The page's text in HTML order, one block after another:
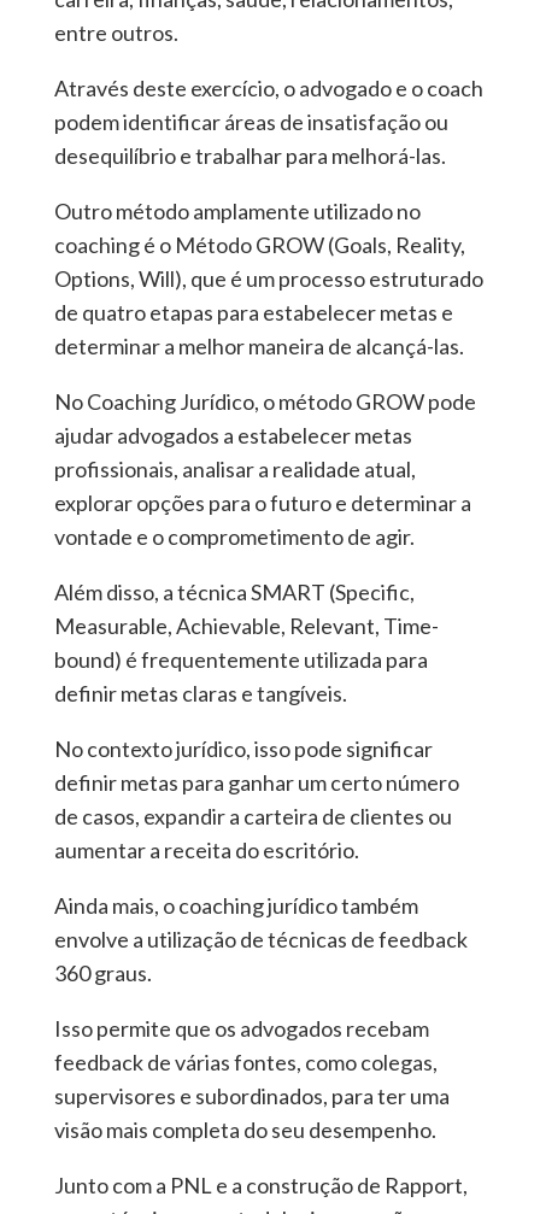
entre outros.
Através deste exercício, o advogado e o coach
podem identificar áreas de insatisfação ou
desequilíbrio e trabalhar para melhorá-las.
Outro método amplamente utilizado no
coaching é o Método GROW (Goals, Reality,
Options, Will), que é um processo estruturado
de quatro etapas para estabelecer metas e
determinar a melhor maneira de alcançá-las.
No Coaching Jurídico, o método GROW pode
ajudar advogados a estabelecer metas
profissionais, analisar a realidade atual,
explorar opções para o futuro e determinar a
vontade e o comprometimento de agir.
Além disso, a técnica SMART (Specific,
Measurable, Achievable, Relevant, Time-
bound) é frequentemente utilizada para
definir metas claras e tangíveis.
No contexto jurídico, isso pode significar
definir metas para ganhar um certo número
de casos, expandir a carteira de clientes ou
aumentar a receita do escritório.
Ainda mais, o coaching jurídico também
envolve a utilização de técnicas de feedback
360 graus.
Isso permite que os advogados recebam
feedback de várias fontes, como colegas,
supervisores e subordinados, para ter uma
visão mais completa do seu desempenho.
Junto com a PNL e a construção de Rapport,